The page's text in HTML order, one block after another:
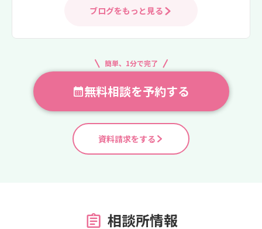
ブログをもっと見る
簡単、1分で完了
無料相談を予約する
資料請求をする
相談所情報